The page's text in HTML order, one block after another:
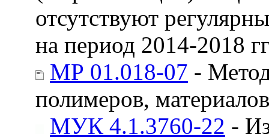
отсутствуют
на период 2014-2018
МР 01.018-07 -
полимеров,
МУК 4.1.3760-22 -